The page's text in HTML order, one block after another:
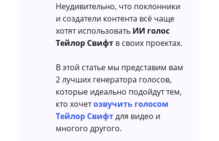
Неудивительно, что поклонники
и создатели контента всё чаще
хотят использовать ИИ голос
Тейлор Свифт в своих проектах.
В этой статье мы представим вам
2 лучших генератора голосов,
которые идеально подойдут тем,
кто хочетозвучить голосом
Тейлор Свифтдля видео и
многого другого.